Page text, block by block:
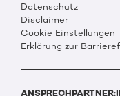
Datenschutz
Disclaimer
Cookie Einstellungen
Erklärung zur